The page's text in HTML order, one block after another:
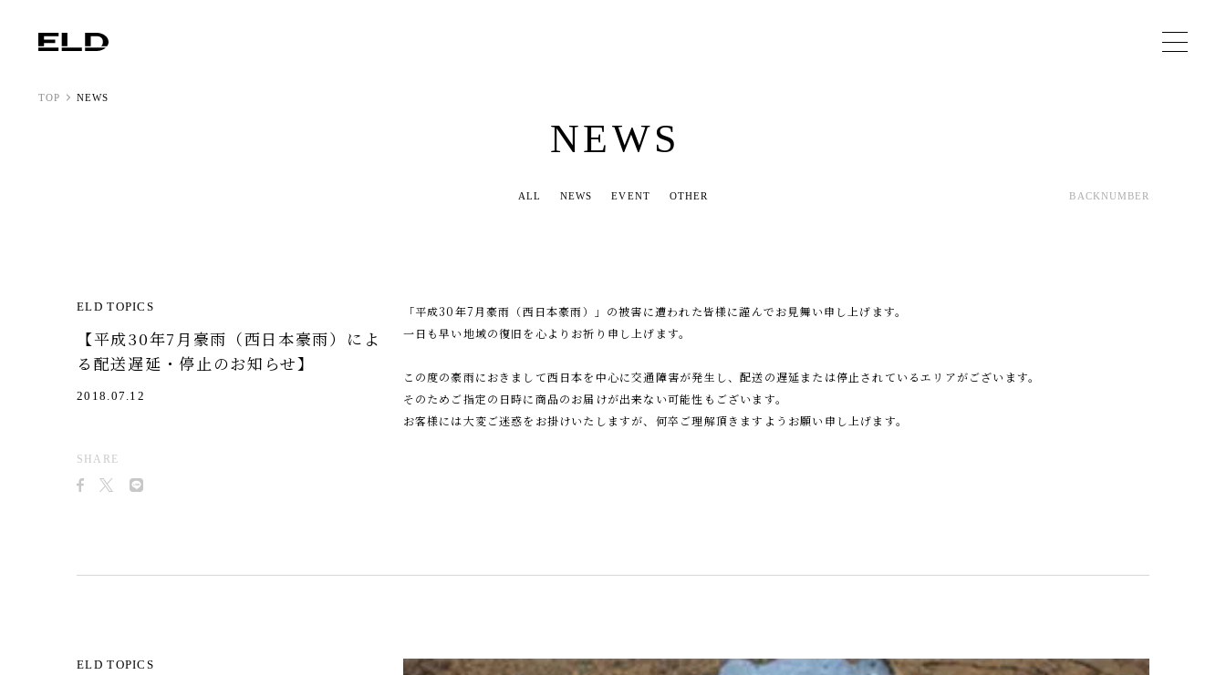
TOP NEWS
NEWS
ALL NEWS EVENT OTHER BACKNUMBER
ELD TOPICS
【平成30年7月豪雨（西日本豪雨）によ
る配送遅延・停止のお知らせ】
2018.07.12
SHARE
「平成30年7月豪雨（西日本豪雨）」の被害に遭われた皆様に謹んでお見舞い申し上げます。
一日も早い地域の復旧を心よりお祈り申し上げます。
この度の豪雨におきまして西日本を中心に交通障害が発生し、配送の遅延または停止されているエリアがございます。
そのためご指定の日時に商品のお届けが出来ない可能性もございます。
お客様には大変ご迷惑をお掛けいたしますが、何卒ご理解頂きますようお願い申し上げます。
ELD TOPICS